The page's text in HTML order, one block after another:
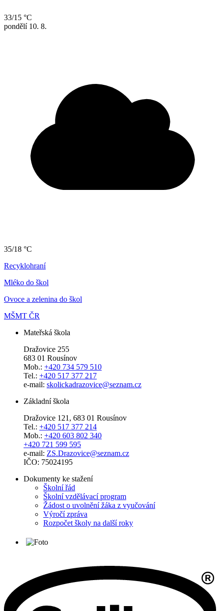
33/15 °C
pondělí 10. 8.
35/18 °C
Recyklohraní
Mléko do škol
Ovoce a zelenina do škol
MŠMT ČR
Mateřská škola
Dražovice 255
683 01 Rousínov
Mob.: +420 734 579 510
Tel.: +420 517 377 217
e-mail: skolickadrazovice@seznam.cz
Základní škola
Dražovice 121, 683 01 Rousínov
Tel.: +420 517 377 214
Mob.: +420 603 802 340
+420 721 599 595
e-mail: ZS.Drazovice@seznam.cz
IČO: 75024195
Dokumenty ke stažení
Školní řád
Školní vzdělávací program
Žádost o uvolnění žáka z vyučování
Výročí zpráva
Rozpočet školy na další roky